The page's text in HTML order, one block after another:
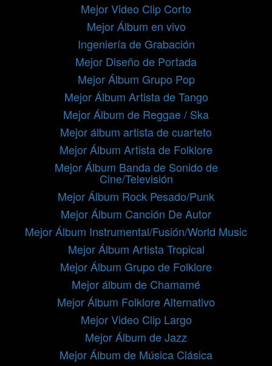
Mejor Video Clip Corto
Mejor Álbum en vivo
Ingeniería de Grabación
Mejor Diseño de Portada
Mejor Álbum Grupo Pop
Mejor Álbum Artista de Tango
Mejor Álbum de Reggae / Ska
Mejor álbum artista de cuarteto
Mejor Álbum Artista de Folklore
Mejor Álbum Banda de Sonido de
Cine/Televisión
Mejor Álbum Rock Pesado/Punk
Mejor Álbum Canción De Autor
Mejor Álbum Instrumental/Fusión/World Music
Mejor Álbum Artista Tropical
Mejor Álbum Grupo de Folklore
Mejor álbum de Chamamé
Mejor Álbum Folklore Alternativo
Mejor Video Clip Largo
Mejor Álbum de Jazz
Mejor Álbum de Música Clásica